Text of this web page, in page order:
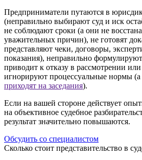
Предприниматели путаются в
(неправильно выбирают суд и иск
не соблюдают сроки (а они не
уважительных причин), не готовят
представляют чеки, договоры,
показания), неправильно формулируют
приводит к отказу в рассмотрении
игнорируют процессуальные нормы (а
приходят на заседания).
Если на вашей стороне действует
на объективное судебное
результат значительно повышаются.
Обсудить со специалистом
Сколько стоит представительство в